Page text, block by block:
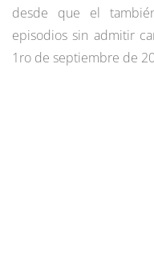
desde que el
episodios sin admitir
1ro de septiembre de